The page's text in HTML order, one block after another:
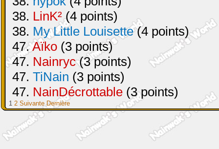
38. LinK²(4 points)
38. My Little Louisette(4 points)
47.Aïko (3 points)
47. Nainryc(3 points)
47. TiNain (3 points)
47. NainDécrottable (3 points)
1 2 Suivante Dernière